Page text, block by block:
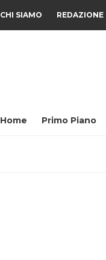
CHI SIAMO REDAZIONE
Home Primo Piano